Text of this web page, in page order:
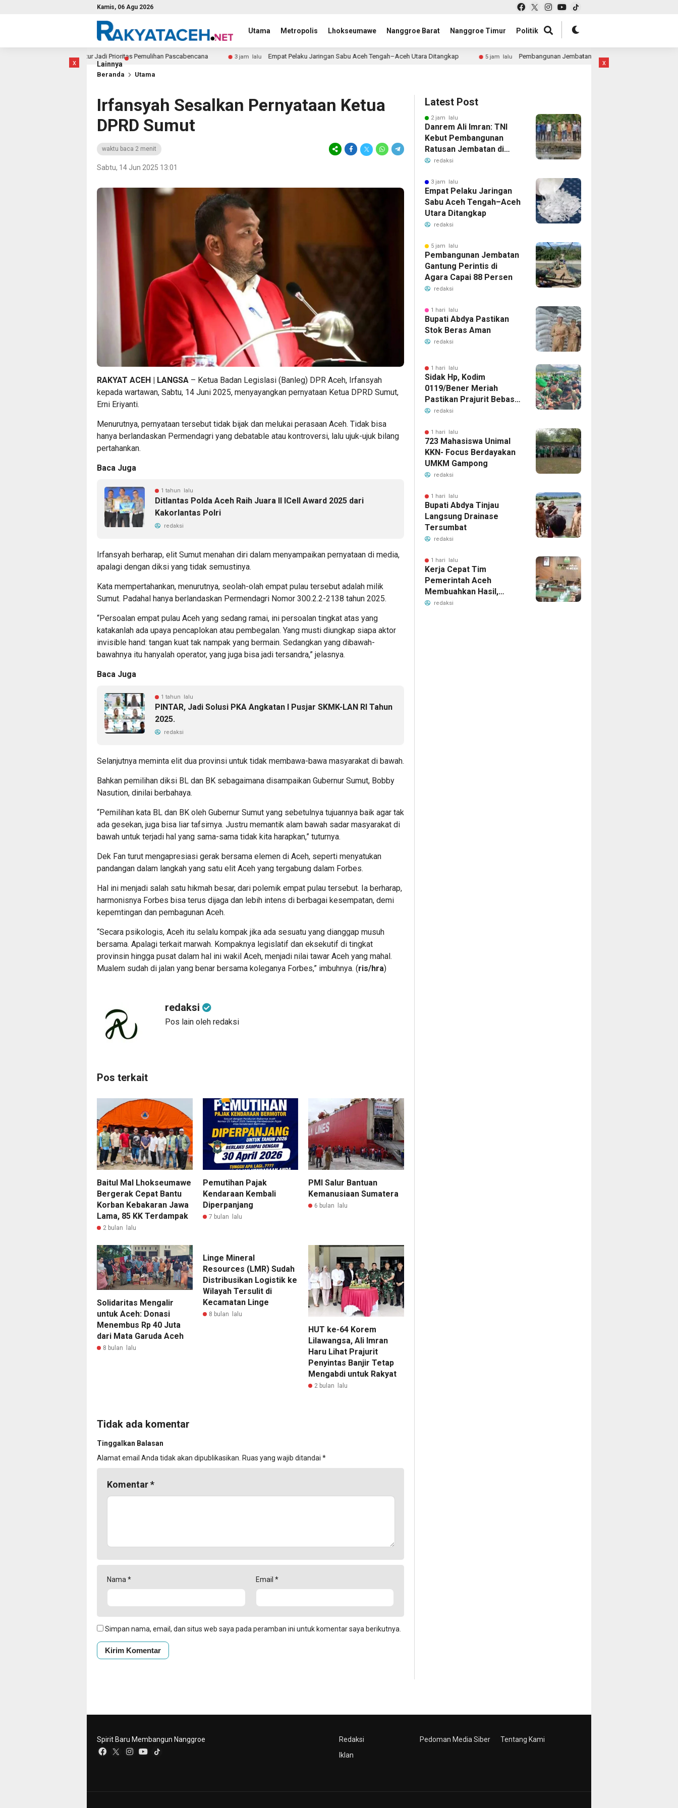
Kamis, 06 Agu 2026
Utama Metropolis Lhokseumawe Nanggroe Barat Nanggroe Timur Politik
Lainnya
x
Infrastruktur Jadi Prioritas Pemulihan Pascabencana 3 jam lalu Empat Pelaku Jaringan Sabu Aceh Tengah–Aceh Utara Ditangkap 5 jam lalu Pembangunan Jembatan Gantung Perintis di Agara Capai 88 Persen
Beranda Utama
Irfansyah Sesalkan Pernyataan Ketua
DPRD Sumut
waktu baca 2 menit
Sabtu, 14 Jun 2025 13:01
RAKYAT ACEH | LANGSA – Ketua Badan Legislasi (Banleg) DPR Aceh, Irfansyah
kepada wartawan, Sabtu, 14 Juni 2025, menyayangkan pernyataan Ketua DPRD Sumut,
Erni Eriyanti.
Menurutnya, pernyataan tersebut tidak bijak dan melukai perasaan Aceh. Tidak bisa
hanya berlandaskan Permendagri yang debatable atau kontroversi, lalu ujuk-ujuk bilang
pertahankan.
Baca Juga
1 tahun lalu
Ditlantas Polda Aceh Raih Juara II ICell Award 2025 dari
Kakorlantas Polri
redaksi
Irfansyah berharap, elit Sumut menahan diri dalam menyampaikan pernyataan di media,
apalagi dengan diksi yang tidak semustinya.
Kata mempertahankan, menurutnya, seolah-olah empat pulau tersebut adalah milik
Sumut. Padahal hanya berlandaskan Permendagri Nomor 300.2.2-2138 tahun 2025.
“Persoalan empat pulau Aceh yang sedang ramai, ini persoalan tingkat atas yang
katakanlah ada upaya pencaplokan atau pembegalan. Yang musti diungkap siapa aktor
invisible hand: tangan kuat tak nampak yang bermain. Sedangkan yang dibawah-
bawahnya itu hanyalah operator, yang juga bisa jadi tersandra,” jelasnya.
Baca Juga
1 tahun lalu
PINTAR, Jadi Solusi PKA Angkatan I Pusjar SKMK-LAN RI Tahun
2025.
redaksi
Selanjutnya meminta elit dua provinsi untuk tidak membawa-bawa masyarakat di bawah.
Bahkan pemilihan diksi BL dan BK sebagaimana disampaikan Gubernur Sumut, Bobby
Nasution, dinilai berbahaya.
“Pemilihan kata BL dan BK oleh Gubernur Sumut yang sebetulnya tujuannya baik agar tak
ada gesekan, juga bisa liar tafsirnya. Justru memantik alam bawah sadar masyarakat di
bawah untuk terjadi hal yang sama-sama tidak kita harapkan,” tuturnya.
Dek Fan turut mengapresiasi gerak bersama elemen di Aceh, seperti menyatukan
pandangan dalam langkah yang satu elit Aceh yang tergabung dalam Forbes.
Hal ini menjadi salah satu hikmah besar, dari polemik empat pulau tersebut. Ia berharap,
harmonisnya Forbes bisa terus dijaga dan lebih intens di berbagai kesempatan, demi
kepemtingan dan pembagunan Aceh.
“Secara psikologis, Aceh itu selalu kompak jika ada sesuatu yang dianggap musuh
bersama. Apalagi terkait marwah. Kompaknya legislatif dan eksekutif di tingkat
provinsin hingga pusat dalam hal ini wakil Aceh, menjadi nilai tawar Aceh yang mahal.
Mualem sudah di jalan yang benar bersama koleganya Forbes,” imbuhnya. (ris/hra)
redaksi
Pos lain oleh redaksi
Pos terkait
Baitul Mal Lhokseumawe
Bergerak Cepat Bantu
Korban Kebakaran Jawa
Lama, 85 KK Terdampak
2 bulan lalu
Pemutihan Pajak
Kendaraan Kembali
Diperpanjang
7 bulan lalu
PMI Salur Bantuan
Kemanusiaan Sumatera
6 bulan lalu
Solidaritas Mengalir
untuk Aceh: Donasi
Menembus Rp 40 Juta
dari Mata Garuda Aceh
8 bulan lalu
Linge Mineral
Resources (LMR) Sudah
Distribusikan Logistik ke
Wilayah Tersulit di
Kecamatan Linge
8 bulan lalu
HUT ke-64 Korem
Lilawangsa, Ali Imran
Haru Lihat Prajurit
Penyintas Banjir Tetap
Mengabdi untuk Rakyat
2 bulan lalu
Tidak ada komentar
Tinggalkan Balasan
Alamat email Anda tidak akan dipublikasikan. Ruas yang wajib ditandai *
Komentar*
Nama* Email *
Simpan nama, email, dan situs web saya pada peramban ini untuk komentar saya berikutnya.
Latest Post
2 jam lalu
Danrem Ali Imran: TNI
Kebut Pembangunan
Ratusan Jembatan di
Aceh, Infrastruktur Jadi
Pascabencana
redaksi
3 jam lalu
Empat Pelaku Jaringan
Sabu Aceh Tengah–Aceh
Utara Ditangkap
redaksi
5 jam lalu
Pembangunan Jembatan
Gantung Perintis di
Agara Capai 88 Persen
redaksi
1 hari lalu
Bupati Abdya Pastikan
Stok Beras Aman
redaksi
1 hari lalu
Sidak Hp, Kodim
0119/Bener Meriah
Pastikan Prajurit Bebas
Judi Online
redaksi
1 hari lalu
723 Mahasiswa Unimal
KKN- Focus Berdayakan
UMKM Gampong
redaksi
1 hari lalu
Bupati Abdya Tinjau
Langsung Drainase
Tersumbat
redaksi
1 hari lalu
Kerja Cepat Tim
Pemerintah Aceh
Membuahkan Hasil,
Pertamina Tambah
redaksi
x
Redaksi
Iklan
Pedoman Media Siber Tentang Kami
Spirit Baru Membangun Nanggroe